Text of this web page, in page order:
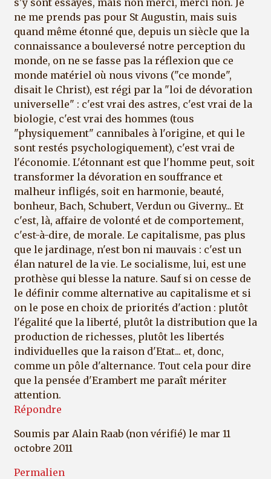
ne me prends pas pour St Augustin, mais suis
quand même étonné que, depuis un siècle que la
connaissance a bouleversé notre perception du
monde, on ne se fasse pas la réflexion que ce
monde matériel où nous vivons ("ce monde",
disait le Christ), est régi par la "loi de dévoration
universelle" : c'est vrai des astres, c'est vrai de la
biologie, c'est vrai des hommes (tous
"physiquement" cannibales à l'origine, et qui le
sont restés psychologiquement), c'est vrai de
l'économie. L'étonnant est que l'homme peut, soit
transformer la dévoration en souffrance et
malheur infligés, soit en harmonie, beauté,
bonheur, Bach, Schubert, Verdun ou Giverny... Et
c'est, là, affaire de volonté et de comportement,
c'est-à-dire, de morale. Le capitalisme, pas plus
que le jardinage, n'est bon ni mauvais : c'est un
élan naturel de la vie. Le socialisme, lui, est une
prothèse qui blesse la nature. Sauf si on cesse de
le définir comme alternative au capitalisme et si
on le pose en choix de priorités d'action : plutôt
l'égalité que la liberté, plutôt la distribution que la
production de richesses, plutôt les libertés
individuelles que la raison d'Etat... et, donc,
comme un pôle d'alternance. Tout cela pour dire
que la pensée d'Erambert me paraît mériter
attention.
Répondre
Soumis par Alain Raab (non vérifié) le mar 11
octobre 2011
Permalien